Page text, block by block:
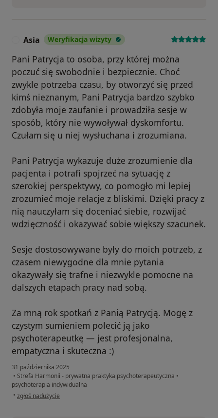
Asia Weryfikacja wizyty
Pani Patrycja to osoba, przy której można
poczuć się swobodnie i bezpiecznie. Choć
zwykle potrzeba czasu, by otworzyć się przed
kimś nieznanym, Pani Patrycja bardzo szybko
zdobyła moje zaufanie i prowadziła sesje w
sposób, który nie wywoływał dyskomfortu.
Czułam się u niej wysłuchana i zrozumiana.
Pani Patrycja wykazuje duże zrozumienie dla
pacjenta i potrafi spojrzeć na sytuację z
szerokiej perspektywy, co pomogło mi lepiej
zrozumieć moje relacje z bliskimi. Dzięki pracy z
nią nauczyłam się doceniać siebie, rozwijać
wdzięczność i okazywać sobie większy szacunek.
Sesje dostosowywane były do moich potrzeb, z
czasem niewygodne dla mnie pytania
okazywały się trafne i niezwykle pomocne na
dalszych etapach pracy nad sobą.
Za mną rok spotkań z Panią Patrycją. Mogę z
czystym sumieniem polecić ją jako
psychoterapeutkę — jest profesjonalna,
empatyczna i skuteczna :)
31 października 2025
• Strefa Harmonii - prywatna praktyka psychoterapeutyczna •
psychoterapia indywidualna
• w opinii użytkownika Asia
zgłoś nadużycie